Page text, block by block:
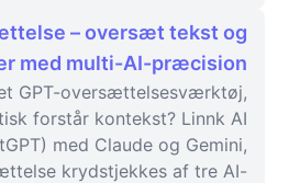
– oversæt tekst og
med multi-AI-præcision
GPT-oversættelsesværktøj,
forstår kontekst? Linnk AI
med Claude og Gemini,
krydstjekkes af tre AI-